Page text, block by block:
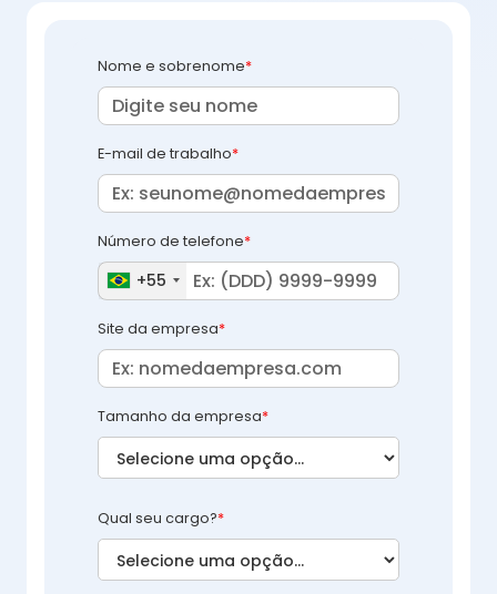
Nome e sobrenome*
E-mail de trabalho*
Número de telefone*
+55
Site da empresa*
Tamanho da empresa*
Qual seu cargo?*